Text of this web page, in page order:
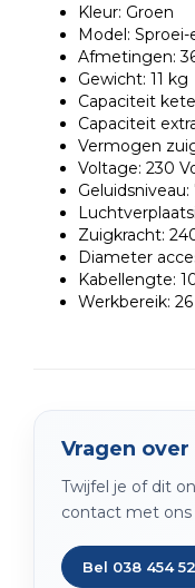
Kleur: Groen
Model:
Afmetingen:
Gewicht: 11 kg
Capaciteit
Capaciteit
Vermogen
Voltage: 230
Geluidsniveau:
Zuigkracht:
Diameter
Kabellengte:
Werkbereik:
Vragen
Twijfel je of dit
contact met ons
Bel 038 454